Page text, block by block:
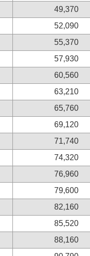
49,370
52,090
55,370
57,930
60,560
63,210
65,760
69,120
71,740
74,320
76,960
79,600
82,160
85,520
88,160